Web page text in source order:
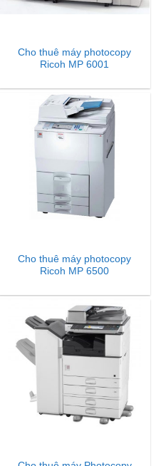
Cho thuê máy photocopy
Ricoh MP 6001
Cho thuê máy photocopy
Ricoh MP 6500